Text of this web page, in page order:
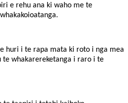
e rehu ana ki waho me te
huri i te rapa mata ki roto i nga mea
te whakarereketanga i raro i te